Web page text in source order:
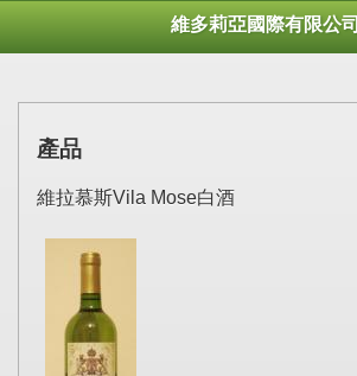
維多莉亞國際有限公司
產品
維拉慕斯Vila Mose白酒